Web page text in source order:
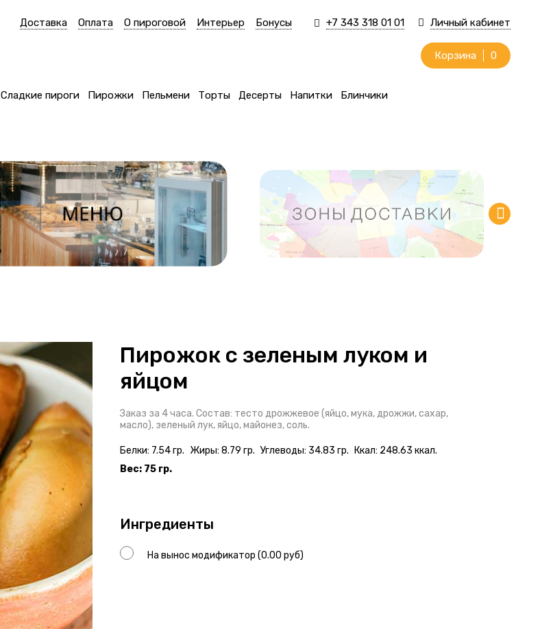
Личный кабинет
+7 343 318 01 01
Доставка Оплата О пироговой Интерьер Бонусы
Корзина 0
Сладкие пироги Пирожки Пельмени Торты Десерты Напитки Блинчики
Пирожок с зеленым луком и
яйцом
Заказ за 4 часа. Состав: тесто дрожжевое (яйцо, мука, дрожжи, сахар,
масло), зеленый лук, яйцо, майонез, соль.
Белки: 7.54 гр. Жиры: 8.79 гр. Углеводы: 34.83 гр.
Ккал: 248.63 ккал.
Вес: 75 гр.
Ингредиенты
На вынос модификатор (0.00 руб)